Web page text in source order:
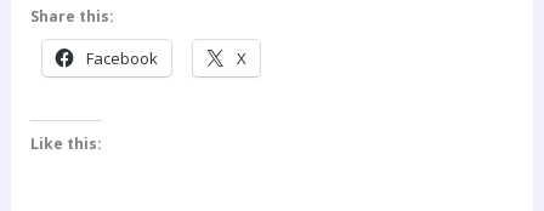
Share this:
Facebook X
Like this: